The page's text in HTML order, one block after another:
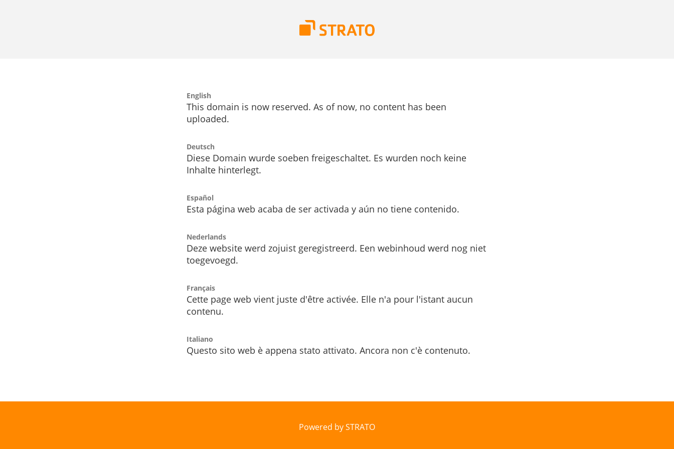
English
This domain is now reserved. As of now, no content has been
uploaded.
Deutsch
Diese Domain wurde soeben freigeschaltet. Es wurden noch keine
Inhalte hinterlegt.
Español
Esta página web acaba de ser activada y aún no tiene contenido.
Nederlands
Deze website werd zojuist geregistreerd. Een webinhoud werd nog niet
toegevoegd.
Français
Cette page web vient juste d'être activée. Elle n'a pour l'istant aucun
contenu.
Italiano
Questo sito web è appena stato attivato. Ancora non c'è contenuto.
Powered by STRATO